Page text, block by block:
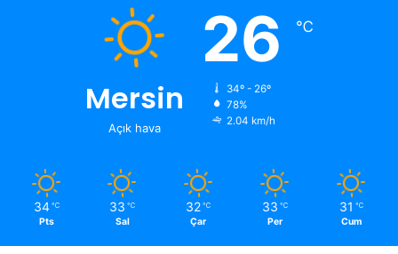
Mersin
Açık hava
26 ℃
34º - 26º
78%
2.04 km/h
34 ℃
Pts
33 ℃
Sal
32 ℃
Çar
33 ℃
Per
31 ℃
Cum